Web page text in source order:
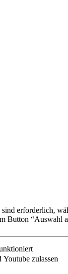
erforderlich,
Button “Auswahl
zulassen